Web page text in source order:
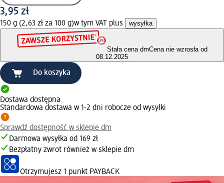
3,95 zł
150 g (2,63 zł za 100 g)w tym VAT plus wysyłka
Stała cena dmCena nie wzrosła od
08.12.2025
Do koszyka
Dostawa dostępna
Standardowa dostawa w 1-2 dni robocze od wysyłki
Sprawdź dostępność w sklepie dm
Darmowa wysyłka od 169 zł
Bezpłatny zwrot również w sklepie dm
Otrzymujesz 1 punkt PAYBACK